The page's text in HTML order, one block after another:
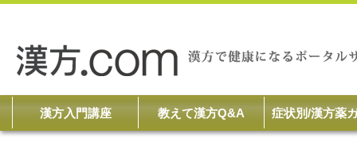
漢方入門講座 教えて漢方Q&A 症状別/漢方薬